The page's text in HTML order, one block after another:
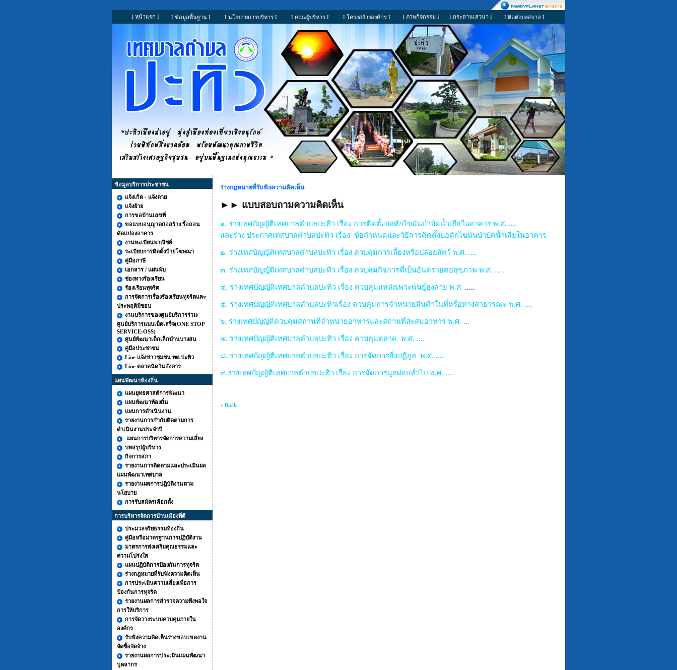
I หน้าแรก I I ข้อมูลพื้นฐาน I I นโยบายการบริหาร I I คณะผู้บริหาร I I โครงสร้างองค์กร I I ภาพกิจกรรม I I กระดานเสวนา I I ติดต่อเทศบาล I
ข้อมูลบริการประชาชน
แจ้งเกิด - แจ้งตาย
แจ้งย้าย
การขอบ้านเลขที่
ขอแบบอนุญาตก่อสร้าง รื้อถอน
ดัดแปลงอาคาร
งานทะเบียนพาณิชย์
ระเบียบการติดตั้งป้ายโฆษณา
คู่มือภาษี
เอกสาร / แผ่นพับ
ช่องทางร้องเรียน
ร้องเรียนทุจริต
การจัดการเรื่องร้องเรียนทุจริตและ
ประพฤติมิชอบ
งานบริการของศูนย์บริการร่วม/
ศูนย์บริการแบบเบ็ดเสร็จ(ONE STOP
SERVICE:OSS)
ศูนย์พัฒนาเด็กเล็กบ้านบางสน
คู่มือประชาชน
Line แจ้งข่าวชุมชน ทต.ปะทิว
Line ตลาดนัดวันอังคาร
แผนพัฒนาท้องถิ่น
แผนยุทธศาสต์การพัฒนา
แผนพัฒนาท้องถิ่น
แผนการดำเนินงาน
รายงานการกำกับติดตามการ
ดำเนินงานประจำปี
แผนการบริหารจัดการความเสี่ยง
บทสรุปผู้บริหาร
กิจการสภา
รายงานการติดตามและประเมินผล
แผนพัฒนาเทศบาล
รายงานผลการปฏิบัติงานตาม
นโยบาย
การรับสมัครเลือกตั้ง
การบริหารจัดการบ้านเมืองที่ดี
ประมวลจริยธรรมท้องถิ่น
คู่มือหรือมาตรฐานการปฏิบัติงาน
มาตรการส่งเสริมคุณธรรมและ
ความโปร่งใส
แผนปฏิบัติการป้องกันการทุจริต
ร่างกฎหมายที่รับฟังความคิดเห็น
การประเมินความเสี่ยงเพื่อการ
ป้องกันการทุจริต
รายงานผลการสำรวจความพึงพอใจ
การให้บริการ
การจัดวางระบบควบคุมภายใน
องค์กร
รับฟังความคิดเห็นร่างขอบเขตงาน
จัดซื้อจัดจ้าง
รายงานผลการประเมินแผนพัฒนา
บุคลากร
ร่างกฎหมายที่รับฟังความคิดเห็น
►► แบบสอบถามความคิดเห็น
๑. ร่างเทศบัญญัติเทศบาลตำบลปะทิว เรื่อง การติดตั้งบ่อดักไขมันบำบัดน้ำเสียในอาคาร พ.ศ. ....
และร่าง ประกาศเทศบาลตำบลปะทิว เรื่อง ข้อกำหนดและวิธีการติดตั้งบ่อดักไขมันบำบัดน้ำเสียในอาคาร
๒. ร่างเทศบัญญัติเทศบาลตำบลปะทิว เรื่อง ควบคุมการเลี้ยงหรือปล่อยสัตว์ พ.ศ. ....
๓. ร่างเทศบัญญัติเทศบาลตำบลปะทิว เรื่อง ควบคุมกิจการที่เป็นอันตรายต่อสุขภาพ พ.ศ. ….
๔. ร่างเทศบัญญัติเทศบาลตำบลปะทิว เรื่อง ควบคุมแหล่งเพาะพันธุ์ยุงลาย พ.ศ. .....
๕. ร่างเทศบัญญัติเทศบาลตำบลปะทิวเรื่อง ควบคุมการจำหน่ายสินค้าในที่หรือทางสาธารณะ พ.ศ. ....
๖. ร่างเทศบัญญัติควบคุมสถานที่จำหน่ายอาหารและสถานที่สะสมอาหาร พ.ศ. ...
๗. ร่างเทศบัญญัติเทศบาลตำบลปะทิว เรื่อง ควบคุมตลาด พ.ศ. ....
๘. ร่างเทศบัญญัติเทศบาลตำบลปะทิว เรื่อง การจัดการสิ่งปฏิกูล พ.ศ. ....
๙.ร่างเทศบัญญัติเทศบาลตำบลปะทิว เรื่อง การจัดการมูลฝอยทั่วไป พ.ศ. ....
« Back